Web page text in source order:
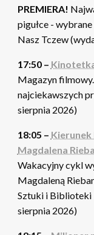
PREMIERA!
pigułce -
Nasz Tczew
17:50 –
Magazyn
najciekawszych
sierpnia 2026)
18:05 – Kierunek
Magdalena
Wakacyjny cykl
Magdaleną
Sztuki i Biblioteki
sierpnia 2026)